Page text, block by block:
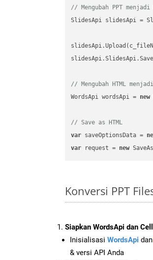
// Mengubah PPT menjadi
SlidesApi slidesApi =
// Mengubah HTML
WordsApi wordsApi = new
// Save as HTML
var saveOptionsData =
var request = new
Konversi PPT
Siapkan WordsApi dan
Inisialisasi WordsApi dan
& versi API Anda